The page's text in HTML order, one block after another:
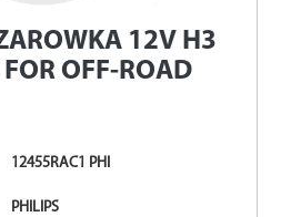
12V H3
OFF-ROAD
12455RAC1 PHI
PHILIPS